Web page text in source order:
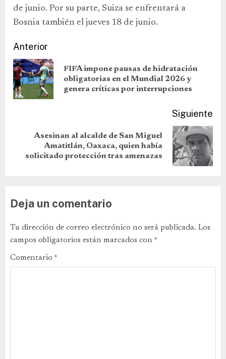
de junio. Por su parte, Suiza se enfrentará a
Bosnia también el jueves 18 de junio.
Anterior
FIFA impone pausas de hidratación
obligatorias en el Mundial 2026 y
genera críticas por interrupciones
Siguiente
Asesinan al alcalde de San Miguel
Amatitlán, Oaxaca, quien había
solicitado protección tras amenazas
Deja un comentario
Tu dirección de correo electrónico no será publicada. Los
campos obligatorios están marcados con *
Comentario *